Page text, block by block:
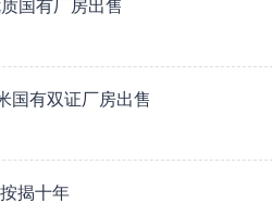
国有厂房出售
国有双证厂房出售
揭十年